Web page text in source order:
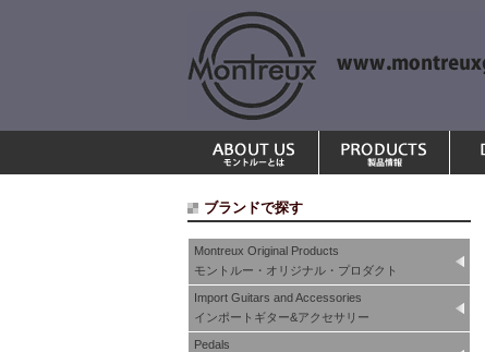
ブランドで探す
Montreux Original Products
モントルー・オリジナル・プロダクト
Import Guitars and Accessories
インポートギター&アクセサリー
Pedals